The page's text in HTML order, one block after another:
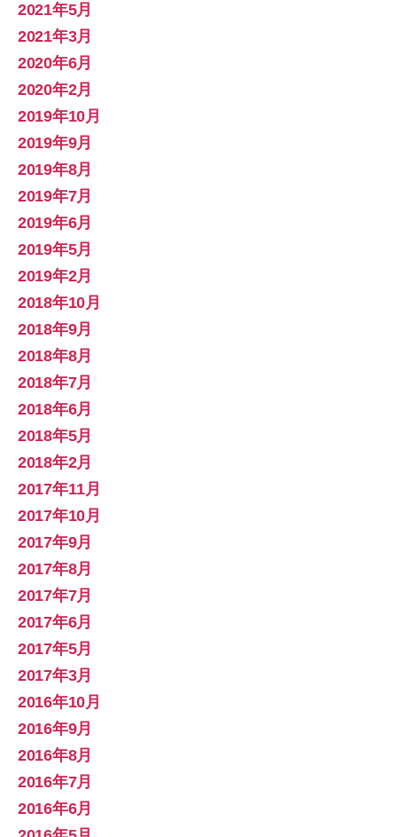
2021年5月
2021年3月
2020年6月
2020年2月
2019年10月
2019年9月
2019年8月
2019年7月
2019年6月
2019年5月
2019年2月
2018年10月
2018年9月
2018年8月
2018年7月
2018年6月
2018年5月
2018年2月
2017年11月
2017年10月
2017年9月
2017年8月
2017年7月
2017年6月
2017年5月
2017年3月
2016年10月
2016年9月
2016年8月
2016年7月
2016年6月